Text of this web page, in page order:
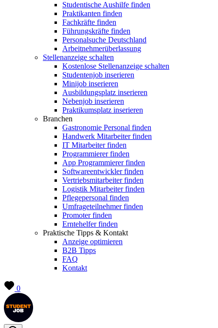
Studentische Aushilfe finden
Praktikanten finden
Fachkräfte finden
Führungskräfte finden
Personalsuche Deutschland
Arbeitnehmerüberlassung
Stellenanzeige schalten
Kostenlose Stellenanzeige schalten
Studentenjob inserieren
Minijob inserieren
Ausbildungsplatz inserieren
Nebenjob inserieren
Praktikumsplatz inserieren
Branchen
Gastronomie Personal finden
Handwerk Mitarbeiter finden
IT Mitarbeiter finden
Programmierer finden
App Programmierer finden
Softwareentwickler finden
Vertriebsmitarbeiter finden
Logistik Mitarbeiter finden
Pflegepersonal finden
Umfrageteilnehmer finden
Promoter finden
Erntehelfer finden
Praktische Tipps & Kontakt
Anzeige optimieren
B2B Tipps
FAQ
Kontakt
0